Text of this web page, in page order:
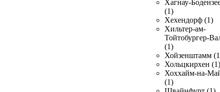
Хагнау-
(1)
Хехендорф (1)
Хильтер-ам-
Тойтобургер-
(1)
Хойзенштамм
Хольцкирхен (1)
Хоххайм-на-
(1)